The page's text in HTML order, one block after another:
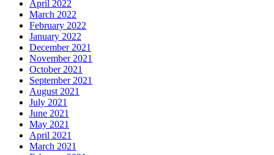
April 2022
March 2022
February 2022
January 2022
December 2021
November 2021
October 2021
September 2021
August 2021
July 2021
June 2021
May 2021
April 2021
March 2021